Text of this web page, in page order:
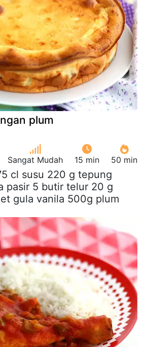
plum
Sangat Mudah 15 min 50 min
cl susu 220 g tepung
pasir 5 butir telur 20 g
gula vanila 500g plum